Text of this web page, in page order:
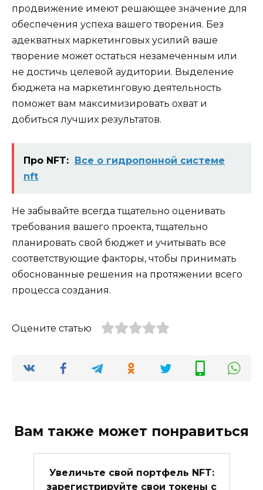
продвижение имеют решающее значение для
обеспечения успеха вашего творения. Без
адекватных маркетинговых усилий ваше
творение может остаться незамеченным или
не достичь целевой аудитории. Выделение
бюджета на маркетинговую деятельность
поможет вам максимизировать охват и
добиться лучших результатов.
Про NFT: Все о гидропонной системе
nft
Не забывайте всегда тщательно оценивать
требования вашего проекта, тщательно
планировать свой бюджет и учитывать все
соответствующие факторы, чтобы принимать
обоснованные решения на протяжении всего
процесса создания.
Оцените статью
Вам также может понравиться
Увеличьте свой портфель NFT:
зарегистрируйте свои токены с